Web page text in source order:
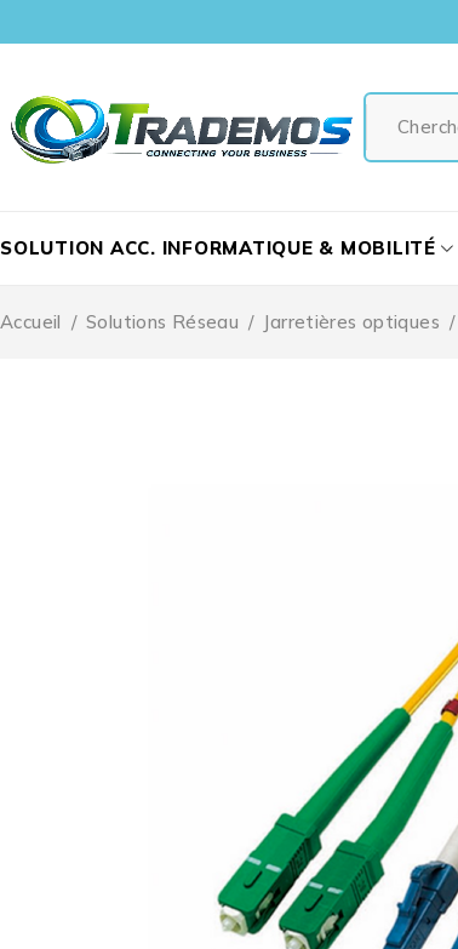
SOLUTION ACC. INFORMATIQUE & MOBILITÉ
Accueil / Solutions Réseau / Jarretières optiques /